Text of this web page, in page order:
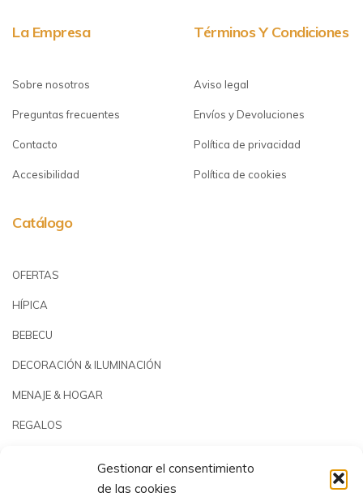
Gestionar el consentimiento
de las cookies
La Empresa
Sobre nosotros
Preguntas frecuentes
Contacto
Accesibilidad
Términos Y Condiciones
Aviso legal
Envíos y Devoluciones
Política de privacidad
Política de cookies
Catálogo
OFERTAS
HÍPICA
BEBECU
DECORACIÓN & ILUMINACIÓN
MENAJE & HOGAR
REGALOS
PISCINAS & REPUESTOS